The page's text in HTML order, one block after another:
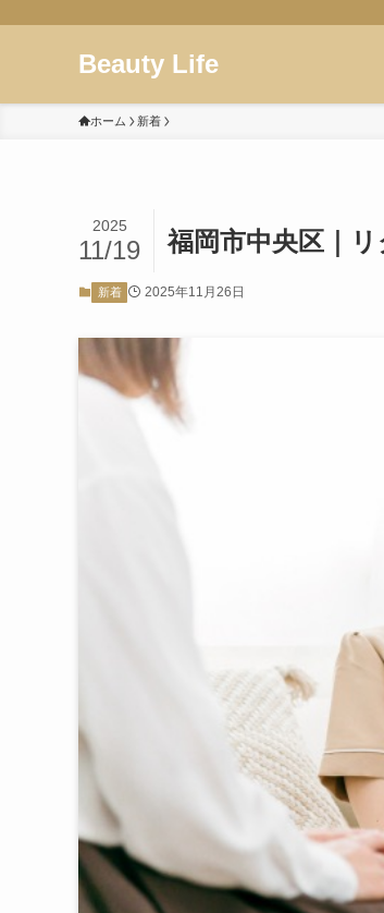
Beauty Life
ホーム 新着
福岡市中央区｜
2025
11/19
新着 2025年11月26日